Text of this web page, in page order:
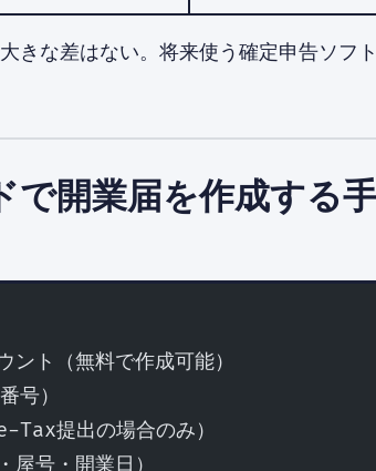
きな差はない。将来使う確定申告ソフ
で開業届を作成する
ト（無料で作成可能）
号）
提出の場合のみ）
号・開業日）